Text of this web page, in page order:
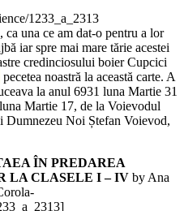
1233_a_2313
ca una ce am dat-o pentru a lor
iar spre mai mare tărie acestei
credinciosului boier Cupcici
pecetea noastră la această carte. A
la anul 6931 luna Martie 31
Martie 17, de la Voievodul
Dumnezeu Noi Ștefan Voievod,
ÎN PREDAREA
LA CLASELE I – IV by Ana